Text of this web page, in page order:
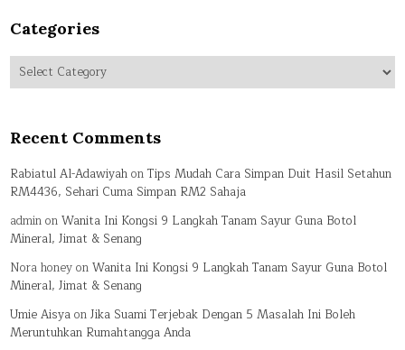
Categories
Categories
Recent Comments
Rabiatul Al-AdawiyahonTips Mudah Cara Simpan Duit Hasil Setahun
RM4436, Sehari Cuma Simpan RM2 Sahaja
adminonWanita Ini Kongsi 9 Langkah Tanam Sayur Guna Botol
Mineral, Jimat & Senang
Nora honeyonWanita Ini Kongsi 9 Langkah Tanam Sayur Guna Botol
Mineral, Jimat & Senang
Umie AisyaonJika Suami Terjebak Dengan 5 Masalah Ini Boleh
Meruntuhkan Rumahtangga Anda